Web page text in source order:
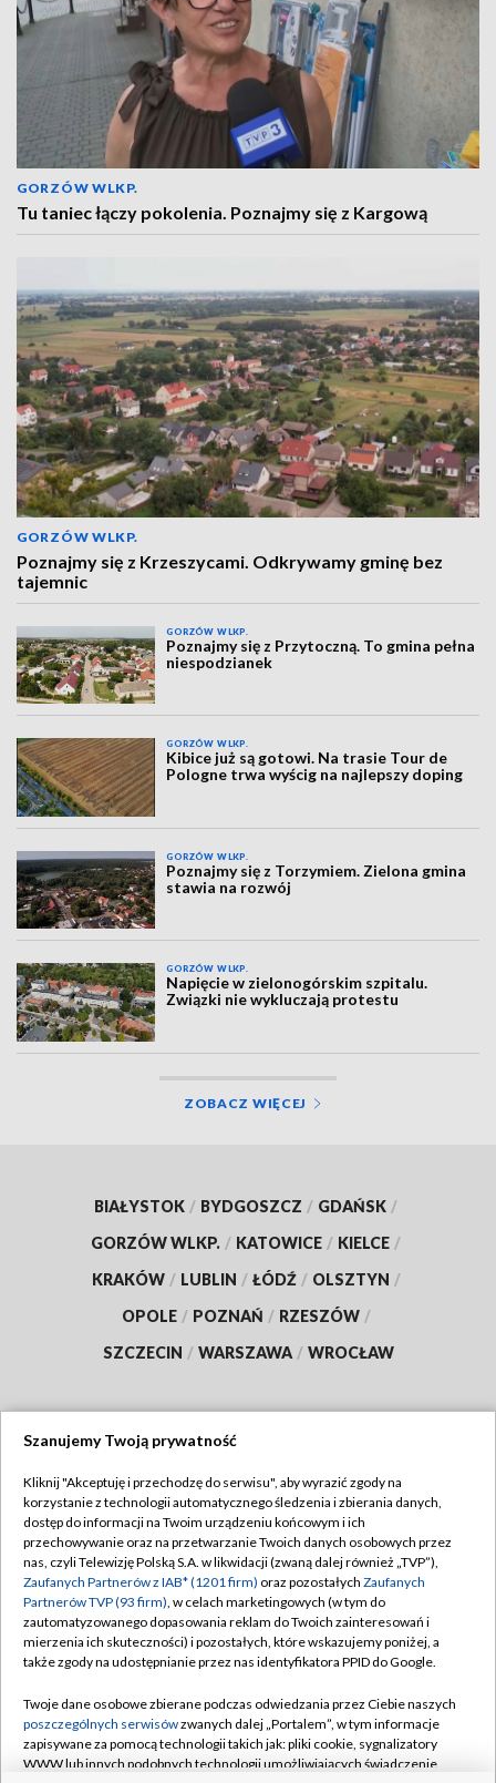
GORZÓW WLKP.
Tu taniec łączy pokolenia. Poznajmy się z Kargową
GORZÓW WLKP.
Poznajmy się z Krzeszycami. Odkrywamy gminę bez
tajemnic
GORZÓW WLKP.
Poznajmy się z Przytoczną. To gmina pełna
niespodzianek
GORZÓW WLKP.
Kibice już są gotowi. Na trasie Tour de
Pologne trwa wyścig na najlepszy doping
GORZÓW WLKP.
Poznajmy się z Torzymiem. Zielona gmina
stawia na rozwój
GORZÓW WLKP.
Napięcie w zielonogórskim szpitalu.
Związki nie wykluczają protestu
ZOBACZ WIĘCEJ
BIAŁYSTOK / BYDGOSZCZ / GDAŃSK /
GORZÓW WLKP. / KATOWICE / KIELCE /
KRAKÓW / LUBLIN / ŁÓDŹ / OLSZTYN /
OPOLE / POZNAŃ / RZESZÓW /
SZCZECIN / WARSZAWA / WROCŁAW
TVP
Abonament TVP
Emisja w TVP
Centrum informacji TVP
Naziemna Telewizja Cyfrowa
Rada Programowa
System NOS
Regulamin TVP
Polityka prywatności
Moje zgody
Pomoc
Kontakt
Szanujemy Twoją prywatność
Kliknij "Akceptuję i przechodzę do serwisu", aby wyrazić zgody na
korzystanie z technologii automatycznego śledzenia i zbierania danych,
dostęp do informacji na Twoim urządzeniu końcowym i ich
przechowywanie oraz na przetwarzanie Twoich danych osobowych przez
nas, czyli Telewizję Polską S.A. w likwidacji (zwaną dalej również „TVP”),
Zaufanych Partnerów z IAB* (1201 firm) oraz pozostałych Zaufanych
Partnerów TVP (93 firm), w celach marketingowych (w tym do
zautomatyzowanego dopasowania reklam do Twoich zainteresowań i
mierzenia ich skuteczności) i pozostałych, które wskazujemy poniżej, a
także zgody na udostępnianie przez nas identyfikatora PPID do Google.
Twoje dane osobowe zbierane podczas odwiedzania przez Ciebie naszych
poszczególnych serwisówzwanych dalej „Portalem”, w tym informacje
zapisywane za pomocą technologii takich jak: pliki cookie, sygnalizatory
WWW lub innych podobnych technologii umożliwiających świadczenie